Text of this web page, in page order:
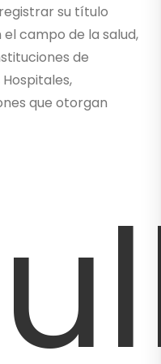
su título
campo de la salud,
de
que otorgan